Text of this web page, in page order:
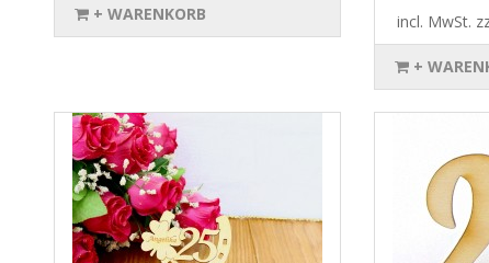
+ WARENKORB
incl. MwSt.
+